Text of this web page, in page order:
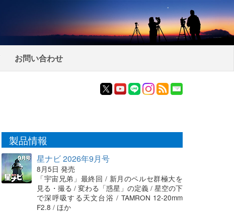
お問い合わせ
製品情報
星ナビ 2026年9月号
8月5日 発売
「宇宙兄弟」最終回 / 新月のペルセ群極大を
見る・撮る / 変わる「惑星」の定義 / 星空の下
で深呼吸する天文台浴 / TAMRON 12-20mm
F2.8 / ほか